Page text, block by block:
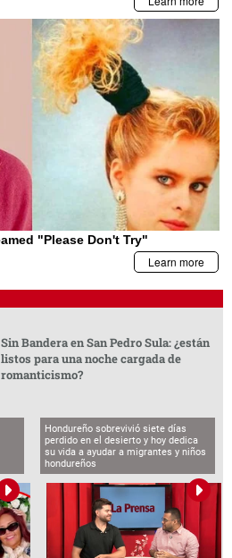
Sin Bandera en San Pedro Sula: ¿están
listos para una noche cargada de
romanticismo?
Hondureño sobrevivió siete días
perdido en el desierto y hoy dedica
su vida a ayudar a migrantes y niños
hondureños